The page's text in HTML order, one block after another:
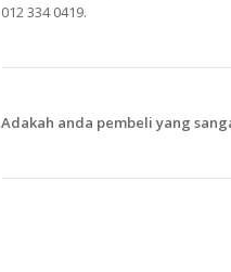
012 334 0419.
Adakah anda pembeli yang